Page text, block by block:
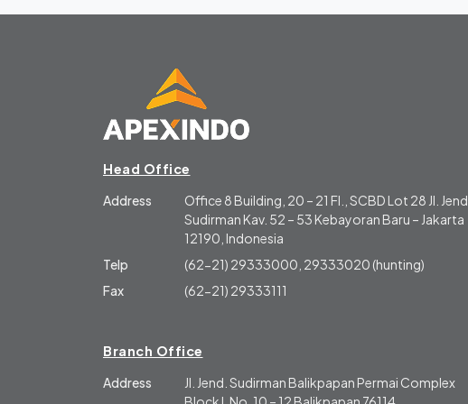
Head Office
Address
Office 8 Building, 20 – 21 Fl., SCBD Lot 28 Jl. Jend.
Sudirman Kav. 52 – 53 Kebayoran Baru – Jakarta
12190, Indonesia
Telp
(62-21) 29333000, 29333020 (hunting)
Fax
(62-21) 29333111
Branch Office
Address
Jl. Jend. Sudirman Balikpapan Permai Complex